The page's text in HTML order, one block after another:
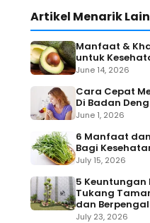
Artikel Menarik
Manfaat &
untuk
June 14, 2026
Cara Cepat
Di Badan
June 1, 2026
6 Manfaat
Bagi
July 15, 2026
5
Tukang
dan
July 23, 2026